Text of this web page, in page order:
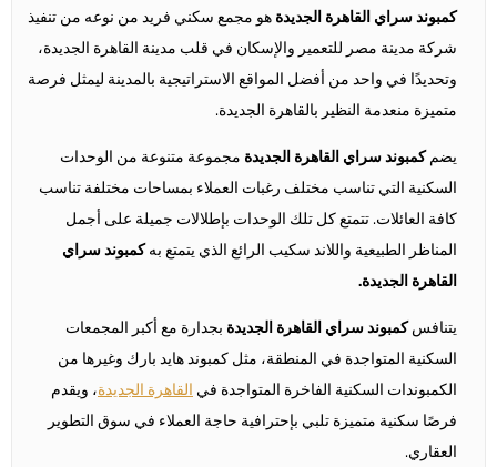
كمبوند سراي القاهرة الجديدةهو مجمع سكني فريد من نوعه من تنفيذ
شركة مدينة مصر للتعمير والإسكان في قلب مدينة القاهرة الجديدة،
وتحديدًا في واحد من أفضل المواقع الاستراتيجية بالمدينة ليمثل فرصة
متميزة منعدمة النظير بالقاهرة الجديدة.
يضمكمبوند سراي القاهرة الجديدةمجموعة متنوعة من الوحدات
السكنية التي تناسب مختلف رغبات العملاء بمساحات مختلفة تناسب
كافة العائلات. تتمتع كل تلك الوحدات بإطلالات جميلة على أجمل
المناظر الطبيعية واللاند سكيب الرائع الذي يتمتع بهكمبوند سراي
القاهرة الجديدة.
يتنافسكمبوند سراي القاهرة الجديدةبجدارة مع أكبر المجمعات
السكنية المتواجدة في المنطقة، مثل كمبوند هايد بارك وغيرها من
الكمبوندات السكنية الفاخرة المتواجدة فيالقاهرة الجديدة، ويقدم
فرصًا سكنية متميزة تلبي بإحترافية حاجة العملاء في سوق التطوير
العقاري.